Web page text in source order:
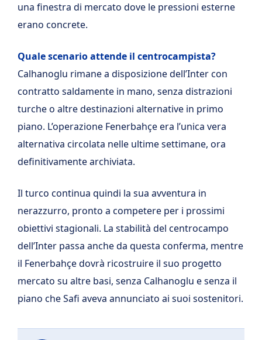
una finestra di mercato dove le pressioni esterne
erano concrete.
Quale scenario attende il centrocampista?
Calhanoglu rimane a disposizione dell’Inter con
contratto saldamente in mano, senza distrazioni
turche o altre destinazioni alternative in primo
piano. L’operazione Fenerbahçe era l’unica vera
alternativa circolata nelle ultime settimane, ora
definitivamente archiviata.
Il turco continua quindi la sua avventura in
nerazzurro, pronto a competere per i prossimi
obiettivi stagionali. La stabilità del centrocampo
dell’Inter passa anche da questa conferma, mentre
il Fenerbahçe dovrà ricostruire il suo progetto
mercato su altre basi, senza Calhanoglu e senza il
piano che Safi aveva annunciato ai suoi sostenitori.